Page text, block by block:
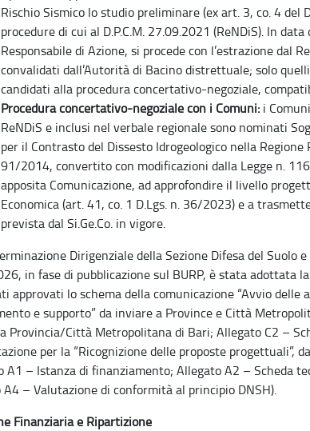
Rischio Sismico lo studio preliminare (ex art. 3, co. 4 del
procedure di cui al D.P.C.M. 27.09.2021 (ReNDiS). In
Responsabile di Azione, si procede con l’estrazione dal
convalidati dall’Autorità di Bacino distrettuale; solo
candidati alla procedura concertativo-negoziale,
Procedura concertativo-negoziale con i Comuni: i
ReNDiS e inclusi nel verbale regionale sono nominati
per il Contrasto del Dissesto Idrogeologico nella
91/2014, convertito con modificazioni dalla Legge n.
apposita Comunicazione, ad approfondire il livello
Economica (art. 41, co. 1 D.Lgs. n. 36/2023) e a
prevista dal Si.Ge.Co. in vigore.
Dirigenziale della Sezione Difesa del Suolo
in fase di pubblicazione sul BURP, è stata adottata
approvati lo schema della comunicazione “Avvio
e supporto” da inviare a Province e Città
Provincia/Città Metropolitana di Bari; Allegato C2 –
per la “Ricognizione delle proposte progettuali”,
A1 – Istanza di finanziamento; Allegato A2 – Scheda
– Valutazione di conformità al principio DNSH).
Finanziaria e Ripartizione